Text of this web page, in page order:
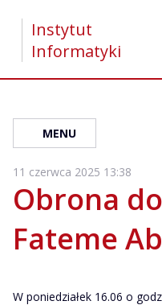
Instytut
Informatyki
MENU
11 czerwca 2025 13:38
Obrona
Fateme
W poniedziałek 16.06 o